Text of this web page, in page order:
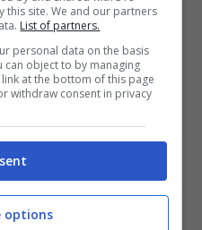
this site. We and our partners
List of partners.
personal data on the basis
can object to by managing
at the bottom of this page
withdraw consent in privacy
options